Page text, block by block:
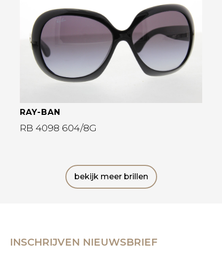
Bekijk deze bril
RAY-BAN
RB 4098 604/8G
bekijk meer brillen
INSCHRIJVEN NIEUWSBRIEF